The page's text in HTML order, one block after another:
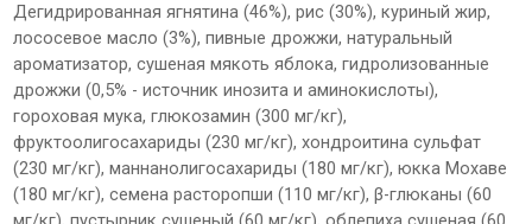
Дегидрированная ягнятина (46%), рис (30%), куриный жир,
лососевое масло (3%), пивные дрожжи, натуральный
ароматизатор, сушеная мякоть яблока, гидролизованные
дрожжи (0,5% - источник инозита и аминокислоты),
гороховая мука, глюкозамин (300 мг/кг),
фруктоолигосахариды (230 мг/кг), хондроитина сульфат
(230 мг/кг), маннанолигосахариды (180 мг/кг), юкка Мохаве
(180 мг/кг), семена расторопши (110 мг/кг), β-глюканы (60